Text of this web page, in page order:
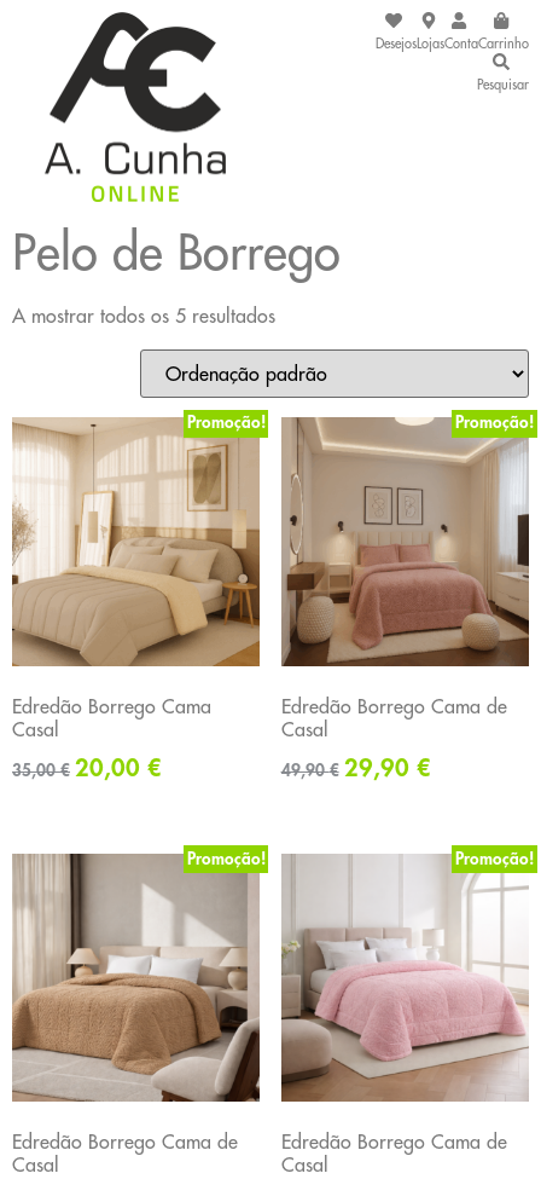
DesejosLojasContaCarrinho
Pesquisar
Pelo de Borrego
A mostrar todos os 5 resultados
Promoção!
Edredão Borrego Cama
Casal
35,00€ 20,00 €
Promoção!
Edredão Borrego Cama de
Casal
49,90€ 29,90 €
Promoção!
Edredão Borrego Cama de
Casal
Promoção!
Edredão Borrego Cama de
Casal